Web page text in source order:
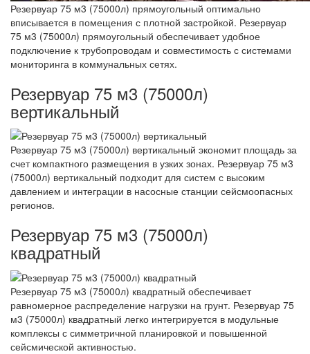
Резервуар 75 м3 (75000л) прямоугольный оптимально
вписывается в помещения с плотной застройкой. Резервуар
75 м3 (75000л) прямоугольный обеспечивает удобное
подключение к трубопроводам и совместимость с системами
мониторинга в коммунальных сетях.
Резервуар 75 м3 (75000л)
вертикальный
Резервуар 75 м3 (75000л) вертикальный экономит площадь за
счет компактного размещения в узких зонах. Резервуар 75 м3
(75000л) вертикальный подходит для систем с высоким
давлением и интеграции в насосные станции сейсмоопасных
регионов.
Резервуар 75 м3 (75000л)
квадратный
Резервуар 75 м3 (75000л) квадратный обеспечивает
равномерное распределение нагрузки на грунт. Резервуар 75
м3 (75000л) квадратный легко интегрируется в модульные
комплексы с симметричной планировкой и повышенной
сейсмической активностью.